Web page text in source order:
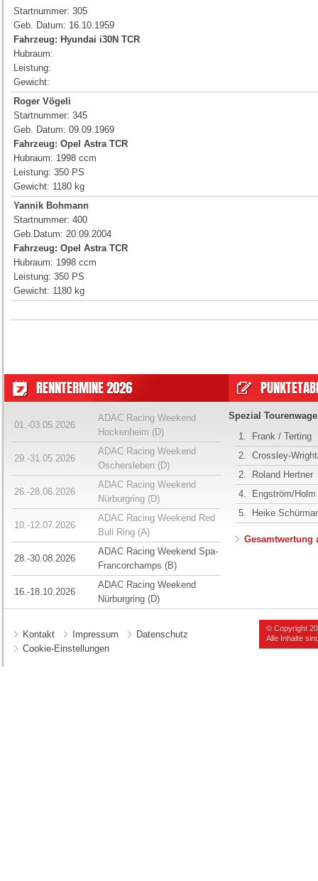
Startnummer: 305
Geb. Datum: 16.10.1959
Fahrzeug: Hyundai i30N TCR
Hubraum:
Leistung:
Gewicht:
Roger Vögeli
Startnummer: 345
Geb. Datum: 09.09.1969
Fahrzeug: Opel Astra TCR
Hubraum: 1998 ccm
Leistung: 350 PS
Gewicht: 1180 kg
Yannik Bohmann
Startnummer: 400
Geb.Datum: 20.09.2004
Fahrzeug: Opel Astra TCR
Hubraum: 1998 ccm
Leistung: 350 PS
Gewicht: 1180 kg
RENNTERMINE 2026
01.-03.05.2026
ADAC Racing Weekend
Hockenheim (D)
29.-31.05.2026
ADAC Racing Weekend
Oschersleben (D)
26.-28.06.2026
ADAC Racing Weekend
Nürburgring (D)
10.-12.07.2026
ADAC Racing Weekend Red
Bull Ring (A)
28.-30.08.2026
ADAC Racing Weekend Spa-
Francorchamps (B)
16.-18.10.2026
ADAC Racing Weekend
Nürburgring (D)
Spezial
1.
Frank / Terting
2.
Crossley-
2.
Roland Hertner
4.
Engström/Holm
5.
Heike
Gesamtwertung
Kontakt Impressum
Datenschutz
Cookie-Einstellungen
© Copyright
Alle Inhalte